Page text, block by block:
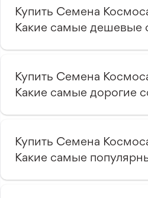
Купить Семена
Какие самые дешевые
Купить Семена
Какие самые дорогие
Купить Семена
Какие самые